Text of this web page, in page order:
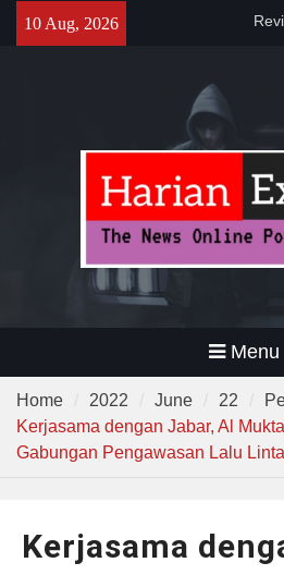
10 Aug, 2026
Menu
Home 2022 June 22
Kerjasama dengan Jabar, Al
Gabungan Pengawasan Lalu
Kerjasama